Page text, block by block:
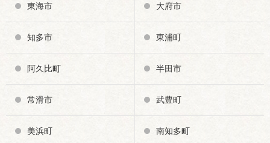
東海市 大府市
知多市 東浦町
阿久比町 半田市
常滑市 武豊町
美浜町 南知多町